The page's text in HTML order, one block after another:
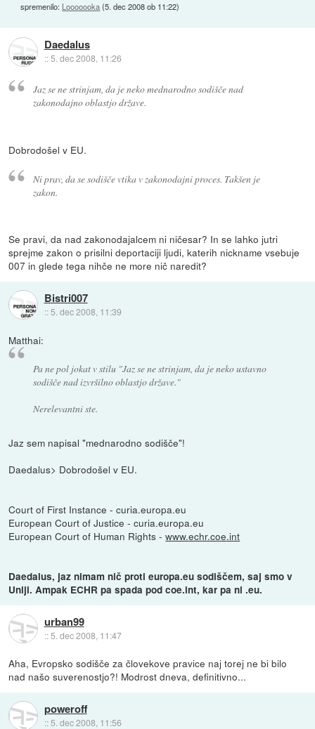
spremenilo: Looooooka(5. dec 2008 ob 11:22)
Daedalus
::5. dec 2008, 11:26
Jaz se ne strinjam, da je neko mednarodno sodišče nad
zakonodajno oblastjo države.
Dobrodošel v EU.
Ni prav, da se sodišče vtika v zakonodajni proces. Takšen je
zakon.
Se pravi, da nad zakonodajalcem ni ničesar? In se lahko jutri
sprejme zakon o prisilni deportaciji ljudi, katerih nickname vsebuje
007 in glede tega nihče ne more nič naredit?
Bistri007
:: 5. dec 2008, 11:39
Matthai:
Pa ne pol jokat v stilu "Jaz se ne strinjam, da je neko ustavno
sodišče nad izvršilno oblastjo države."
Nerelevantni ste.
Jaz sem napisal "mednarodno sodišče"!
Daedalus> Dobrodošel v EU.
Court of First Instance - curia.europa.eu
European Court of Justice - curia.europa.eu
European Court of Human Rights -www.echr.coe.int
Daedalus, jaz nimam nič proti europa.eu sodiščem, saj smo v
Uniji. Ampak ECHR pa spada pod coe.int, kar pa ni .eu.
urban99
::5. dec 2008, 11:47
Aha, Evropsko sodišče za človekove pravice naj torej ne bi bilo
nad našo suverenostjo?! Modrost dneva, definitivno...
poweroff
:: 5. dec 2008, 11:56